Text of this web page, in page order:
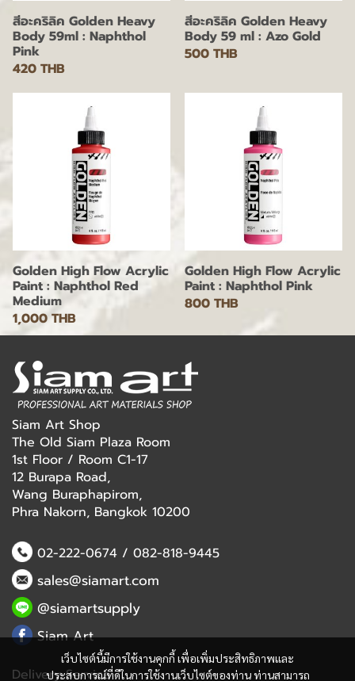
สีอะคริลิค Golden Heavy
Body 59ml : Naphthol
Pink
420 THB
สีอะคริลิค Golden Heavy
Body 59 ml : Azo Gold
500 THB
Golden High Flow Acrylic
Paint : Naphthol Red
Medium
1,000 THB
Golden High Flow Acrylic
Paint : Naphthol Pink
800 THB
เว็บไซต์นี้มีการใช้งานคุกกี้ เพื่อเพิ่มประสิทธิภาพและ
ประสบการณ์ที่ดีในการใช้งานเว็บไซต์ของท่าน ท่านสามารถ
Siam Art Shop
The Old Siam Plaza Room
1st Floor / Room C1-17
12 Burapa Road,
Wang Buraphapirom,
Phra Nakorn, Bangkok 10200
02-222-0674/ 082-818-9445
sales@siamart.com
@siamartsupply
Siam Art
Delivery Service